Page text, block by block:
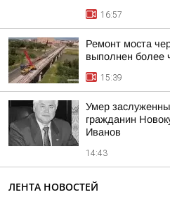
16:57
Ремонт моста
выполнен более
15:39
Умер
гражданин
Иванов
14:43
ЛЕНТА НОВОСТЕЙ